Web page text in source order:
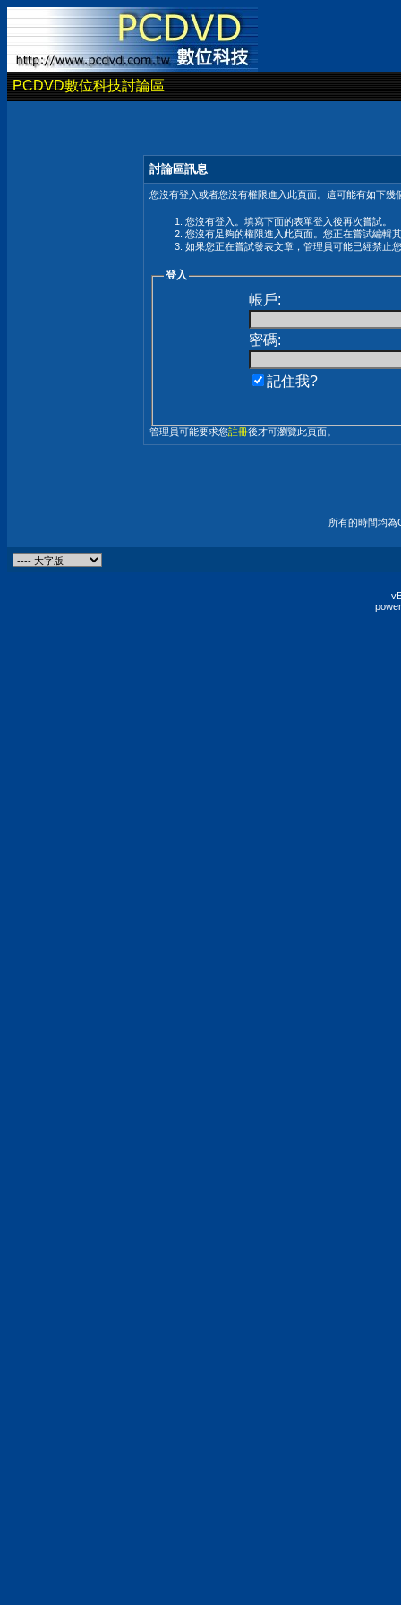
PCDVD數位科技討論區
討論區訊息
您沒有登入或者您沒有權限進入此頁面。這可能有如下幾
您沒有登入。填寫下面的表單登入後再次嘗試。
您沒有足夠的權限進入此頁面。您正在嘗試編輯
如果您正在嘗試發表文章，管理員可能已經禁止
登入
帳戶:
密碼:
記住我?
管理員可能要求您註冊後才可瀏覽此頁面。
所有的時間均為